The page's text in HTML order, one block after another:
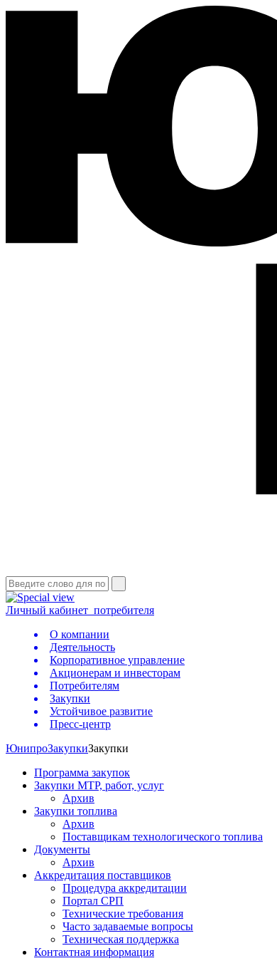
Личный кабинет потребителя
О компании
Деятельность
Корпоративное управление
Акционерам и инвесторам
Потребителям
Закупки
Устойчивое развитие
Пресс-центр
ЮнипроЗакупкиЗакупки
Программа закупок
Закупки МТР, работ, услуг
Архив
Закупки топлива
Архив
Поставщикам технологического топлива
Документы
Архив
Аккредитация поставщиков
Процедура аккредитации
Портал СРП
Технические требования
Часто задаваемые вопросы
Техническая поддержка
Контактная информация